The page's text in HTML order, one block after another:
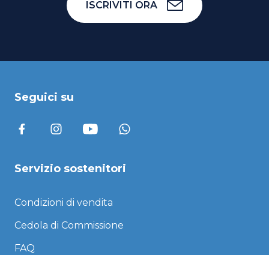
ISCRIVITI ORA
Seguici su
Servizio sostenitori
Condizioni di vendita
Cedola di Commissione
FAQ